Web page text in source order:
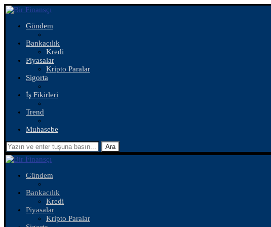
Gündem
Bankacılık
Kredi
Piyasalar
Kripto Paralar
Sigorta
İş Fikirleri
Trend
Muhasebe
Ara
Gündem
Bankacılık
Kredi
Piyasalar
Kripto Paralar